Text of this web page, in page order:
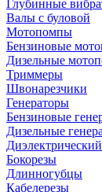
Глубинные
Валы с буловой
Мотопомпы
Бензиновые
Дизельные
Триммеры
Швонарезчики
Генераторы
Бензиновые
Дизельные
Бокорезы
Длинногубцы
Кабелерезы